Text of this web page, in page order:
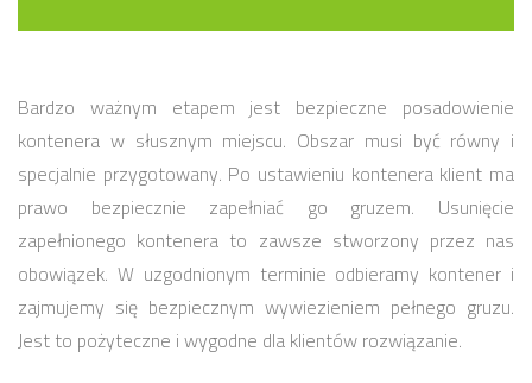
Bardzo ważnym etapem jest bezpieczne posadowienie
kontenera w słusznym miejscu. Obszar musi być równy i
specjalnie przygotowany. Po ustawieniu kontenera klient ma
prawo bezpiecznie zapełniać go gruzem. Usunięcie
zapełnionego kontenera to zawsze stworzony przez nas
obowiązek. W uzgodnionym terminie odbieramy kontener i
zajmujemy się bezpiecznym wywiezieniem pełnego gruzu.
Jest to pożyteczne i wygodne dla klientów rozwiązanie.